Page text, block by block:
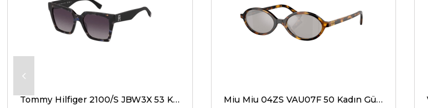
Tommy Hilfiger 2100/S JBW3X 53 Kadın Güneş Gözlükleri Miu Miu 04ZS VAU07F 50 Kadın Güneş Gözlükleri